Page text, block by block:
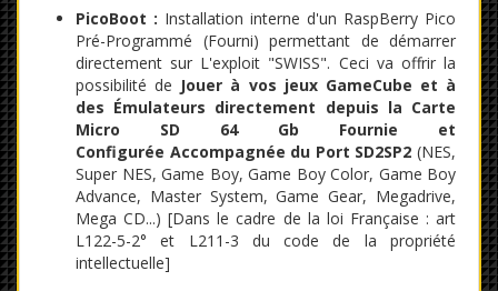
PicoBoot : Installation interne d'un RaspBerry Pico
Pré-Programmé (Fourni) permettant de démarrer
directement sur L'exploit "SWISS". Ceci va offrir la
possibilité de Jouer à vos jeux GameCube et à
des Émulateurs directement depuis la Carte
Micro SD 64 Gb Fournie et
Configurée Accompagnée du Port SD2SP2 (NES,
Super NES, Game Boy, Game Boy Color, Game Boy
Advance, Master System, Game Gear, Megadrive,
Mega CD...) [Dans le cadre de la loi Française : art
L122-5-2° et L211-3 du code de la propriété
intellectuelle]